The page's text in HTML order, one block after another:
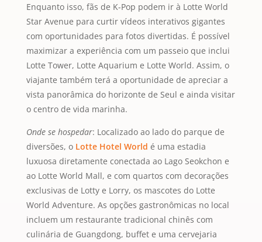
Enquanto isso, fãs de K-Pop podem ir à Lotte World
Star Avenue para curtir vídeos interativos gigantes
com oportunidades para fotos divertidas. É possível
maximizar a experiência com um passeio que inclui
Lotte Tower, Lotte Aquarium e Lotte World. Assim, o
viajante também terá a oportunidade de apreciar a
vista panorâmica do horizonte de Seul e ainda visitar
o centro de vida marinha.
Onde se hospedar: Localizado ao lado do parque de
diversões, o Lotte Hotel World é uma estadia
luxuosa diretamente conectada ao Lago Seokchon e
ao Lotte World Mall, e com quartos com decorações
exclusivas de Lotty e Lorry, os mascotes do Lotte
World Adventure. As opções gastronômicas no local
incluem um restaurante tradicional chinês com
culinária de Guangdong, buffet e uma cervejaria